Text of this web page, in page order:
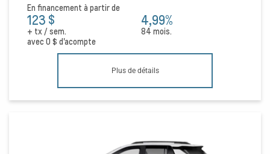
En financement à partir de
123 $
+ tx / sem.
4,99%
84 mois.
avec0 $ d'acompte
Plus de détails